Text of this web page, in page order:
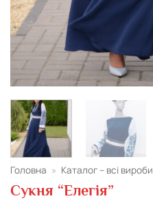
Головна » Каталог – всі вироби
Сукня “Елегія”